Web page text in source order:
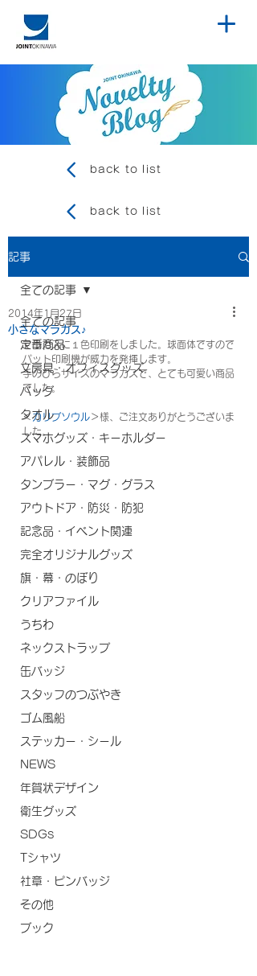
back to list
back to list
記事
全ての記事
定番商品
文房具・オフィスグッズ
バッグ
タオル
スマホグッズ・キーホルダー
アパレル・装飾品
タンブラー・マグ・グラス
アウトドア・防災・防犯
記念品・イベント関連
完全オリジナルグッズ
旗・幕・のぼり
クリアファイル
うちわ
ネックストラップ
缶バッジ
スタッフのつぶやき
ゴム風船
ステッカー・シール
NEWS
年賀状デザイン
衛生グッズ
SDGs
Tシャツ
社章・ピンバッジ
その他
ブック
全ての記事
小さなマラカス♪
2014年1月27日
マラカスに１色印刷をしました。球面体ですので
パット印刷機が威力を発揮します。
手のひらサイズのマラカスで、とても可愛い商品
でした。
＜カリブソウル＞様、ご注文ありがとうございま
した。